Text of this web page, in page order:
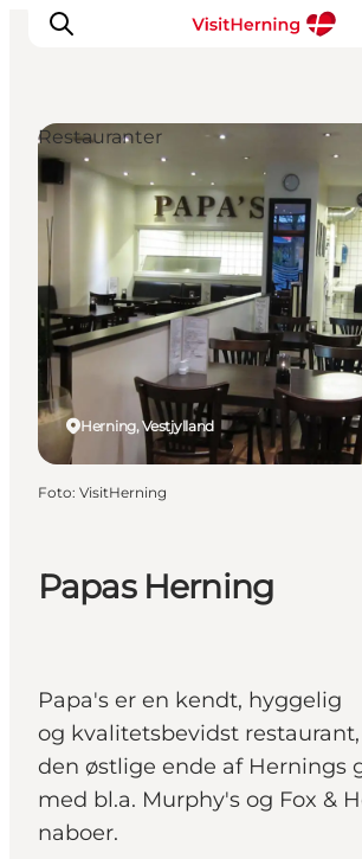
Det sker
Spis, drik og shop
Kunstlandet
Se og oplev
Find vej
Sov godt
Book overnatning
Papas Herning
Papa's er en kendt, hyggelig
og kvalitetsbevidst
den østlige ende af Hernings
med bl.a. Murphy's og Fox &
naboer.
Herning, Vestjylland
Restauranter
Foto: VisitHerning